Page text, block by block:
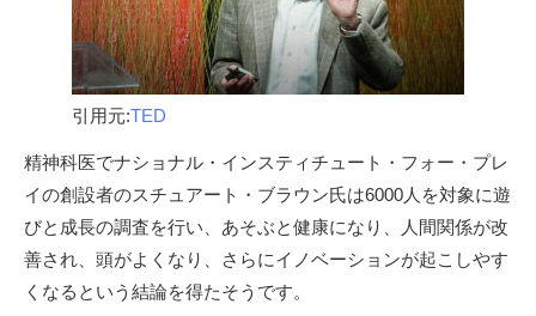
引用元:TED
精神科医でナショナル・インスティチュート・フォー・プレ
イの創設者のスチュアート・ブラウン氏は6000人を対象に遊
びと成長の調査を行い、あそぶと健康になり、人間関係が改
善され、頭がよくなり、さらにイノベーションが起こしやす
くなるという結論を得たそうです。